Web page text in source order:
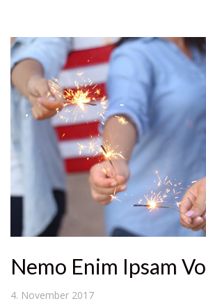
Nemo Enim Ipsam
4. November 2017